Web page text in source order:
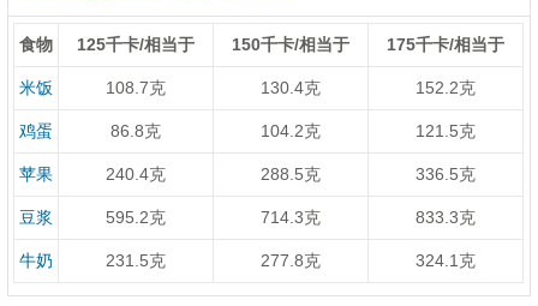
食物 125千卡/相当于 150千卡/相当于 175千卡/相当于
米饭 108.7克 130.4克 152.2克
鸡蛋 86.8克 104.2克 121.5克
苹果 240.4克 288.5克 336.5克
豆浆 595.2克 714.3克 833.3克
牛奶 231.5克 277.8克 324.1克